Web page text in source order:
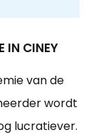
IN CINEY
van de
wordt
lucratiever.